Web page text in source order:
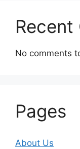
Recent
No comments
Pages
About Us